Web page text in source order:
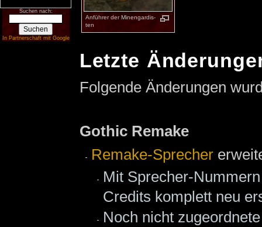
Suchen nach:
In Partnerschaft mit Google
An­füh­rer der Mi­nen­gar­dis­
ten
Letzte
Folgende Änderungen
Gothic Remake
Remake-Sprecher
Mit Sprecher-
Credits komplett neu
Noch nicht